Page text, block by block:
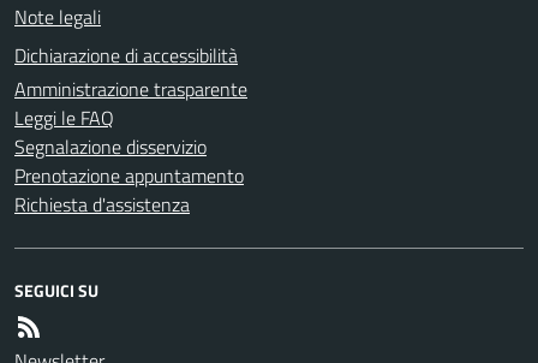
Note legali
Dichiarazione di accessibilità
Amministrazione trasparente
Leggi le FAQ
Segnalazione disservizio
Prenotazione appuntamento
Richiesta d'assistenza
SEGUICI SU